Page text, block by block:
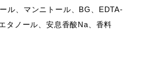
ル、マンニトール、BG、EDTA-
タノール、安息香酸Na、香料